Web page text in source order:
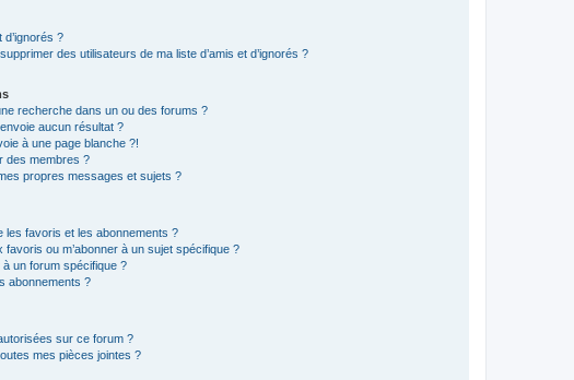
d’ignorés ?
des utilisateurs de ma liste d’amis et d’ignorés ?
recherche dans un ou des forums ?
aucun résultat ?
à une page blanche ?!
des membres ?
propres messages et sujets ?
les favoris et les abonnements ?
ou m’abonner à un sujet spécifique ?
à un forum spécifique ?
abonnements ?
sur ce forum ?
mes pièces jointes ?